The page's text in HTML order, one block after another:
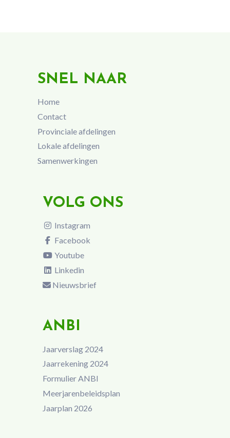
SNEL NAAR
Home
Contact
Provinciale afdelingen
Lokale afdelingen
Samenwerkingen
VOLG ONS
Instagram
Facebook
Youtube
Linkedin
Nieuwsbrief
ANBI
Jaarverslag 2024
Jaarrekening 2024
Formulier ANBI
Meerjarenbeleidsplan
Jaarplan 2026